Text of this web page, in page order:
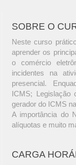
SOBRE O
Neste curso
aprender os
o comércio
incidentes na
presencial.
ICMS;
gerador do ICMS
A importância do
alíquotas e muito
CARGA